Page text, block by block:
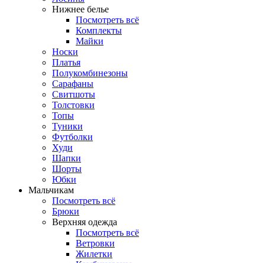
Нижнее белье
Посмотреть всё
Комплекты
Майки
Носки
Платья
Полукомбинезоны
Сарафаны
Свитшоты
Толстовки
Топы
Туники
Футболки
Худи
Шапки
Шорты
Юбки
Мальчикам
Посмотреть всё
Брюки
Верхняя одежда
Посмотреть всё
Ветровки
Жилетки